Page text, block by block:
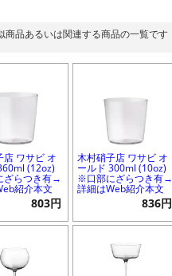
商品あるいは関連する商品の一覧です
店 ワサビ オ
(12oz)
ざらつき有→
紹介本文
803円
木村硝子店 ワサビ オ
ールド 300ml (10oz)
※口部にざらつき有→
詳細はWeb紹介本文
836円